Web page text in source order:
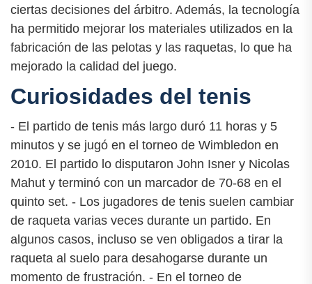
ciertas decisiones del árbitro. Además, la tecnología
ha permitido mejorar los materiales utilizados en la
fabricación de las pelotas y las raquetas, lo que ha
mejorado la calidad del juego.
Curiosidades del tenis
- El partido de tenis más largo duró 11 horas y 5
minutos y se jugó en el torneo de Wimbledon en
2010. El partido lo disputaron John Isner y Nicolas
Mahut y terminó con un marcador de 70-68 en el
quinto set. - Los jugadores de tenis suelen cambiar
de raqueta varias veces durante un partido. En
algunos casos, incluso se ven obligados a tirar la
raqueta al suelo para desahogarse durante un
momento de frustración. - En el torneo de